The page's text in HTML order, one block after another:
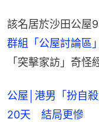
該名居於沙田公屋
群組「公屋討論區」
「突擊家訪」奇怪
公屋│港男「扮自
20天 結局更慘